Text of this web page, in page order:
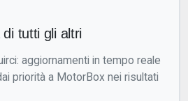
tutti gli altri
aggiornamenti in tempo reale
priorità a MotorBox nei risultati